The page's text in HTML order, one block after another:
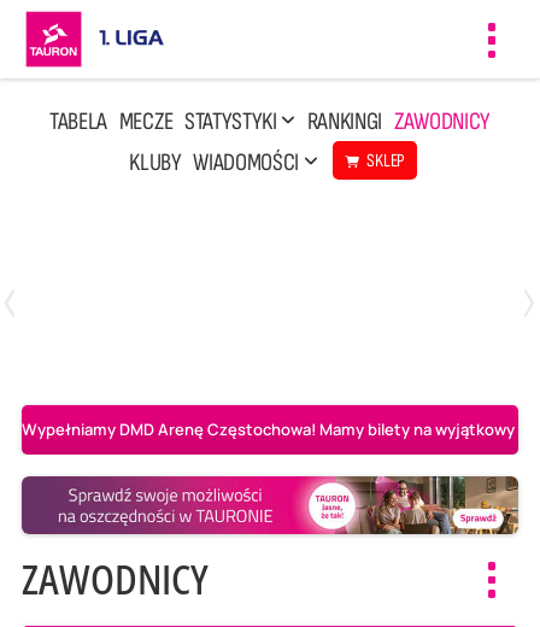
TABELA MECZE STATYSTYKI RANKINGI ZAWODNICY
KLUBY WIADOMOŚCI SKLEP
Wypełniamy DMD Arenę Częstochowa! Mamy bilety na wyjątkowy
ZAWODNICY